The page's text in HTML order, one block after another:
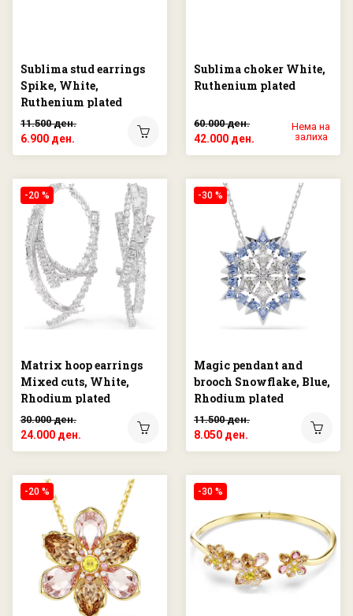
Sublima stud earrings
Spike, White,
Ruthenium plated
11.500 ден.
6.900 ден.
Sublima choker White,
Ruthenium plated
60.000 ден.
42.000 ден.
Нема на
залиха
-20 %
Matrix hoop earrings
Mixed cuts, White,
Rhodium plated
30.000 ден.
24.000 ден.
-30 %
Magic pendant and
brooch Snowflake, Blue,
Rhodium plated
11.500 ден.
8.050 ден.
-20 % -30 %